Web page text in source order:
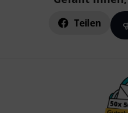
Teilen